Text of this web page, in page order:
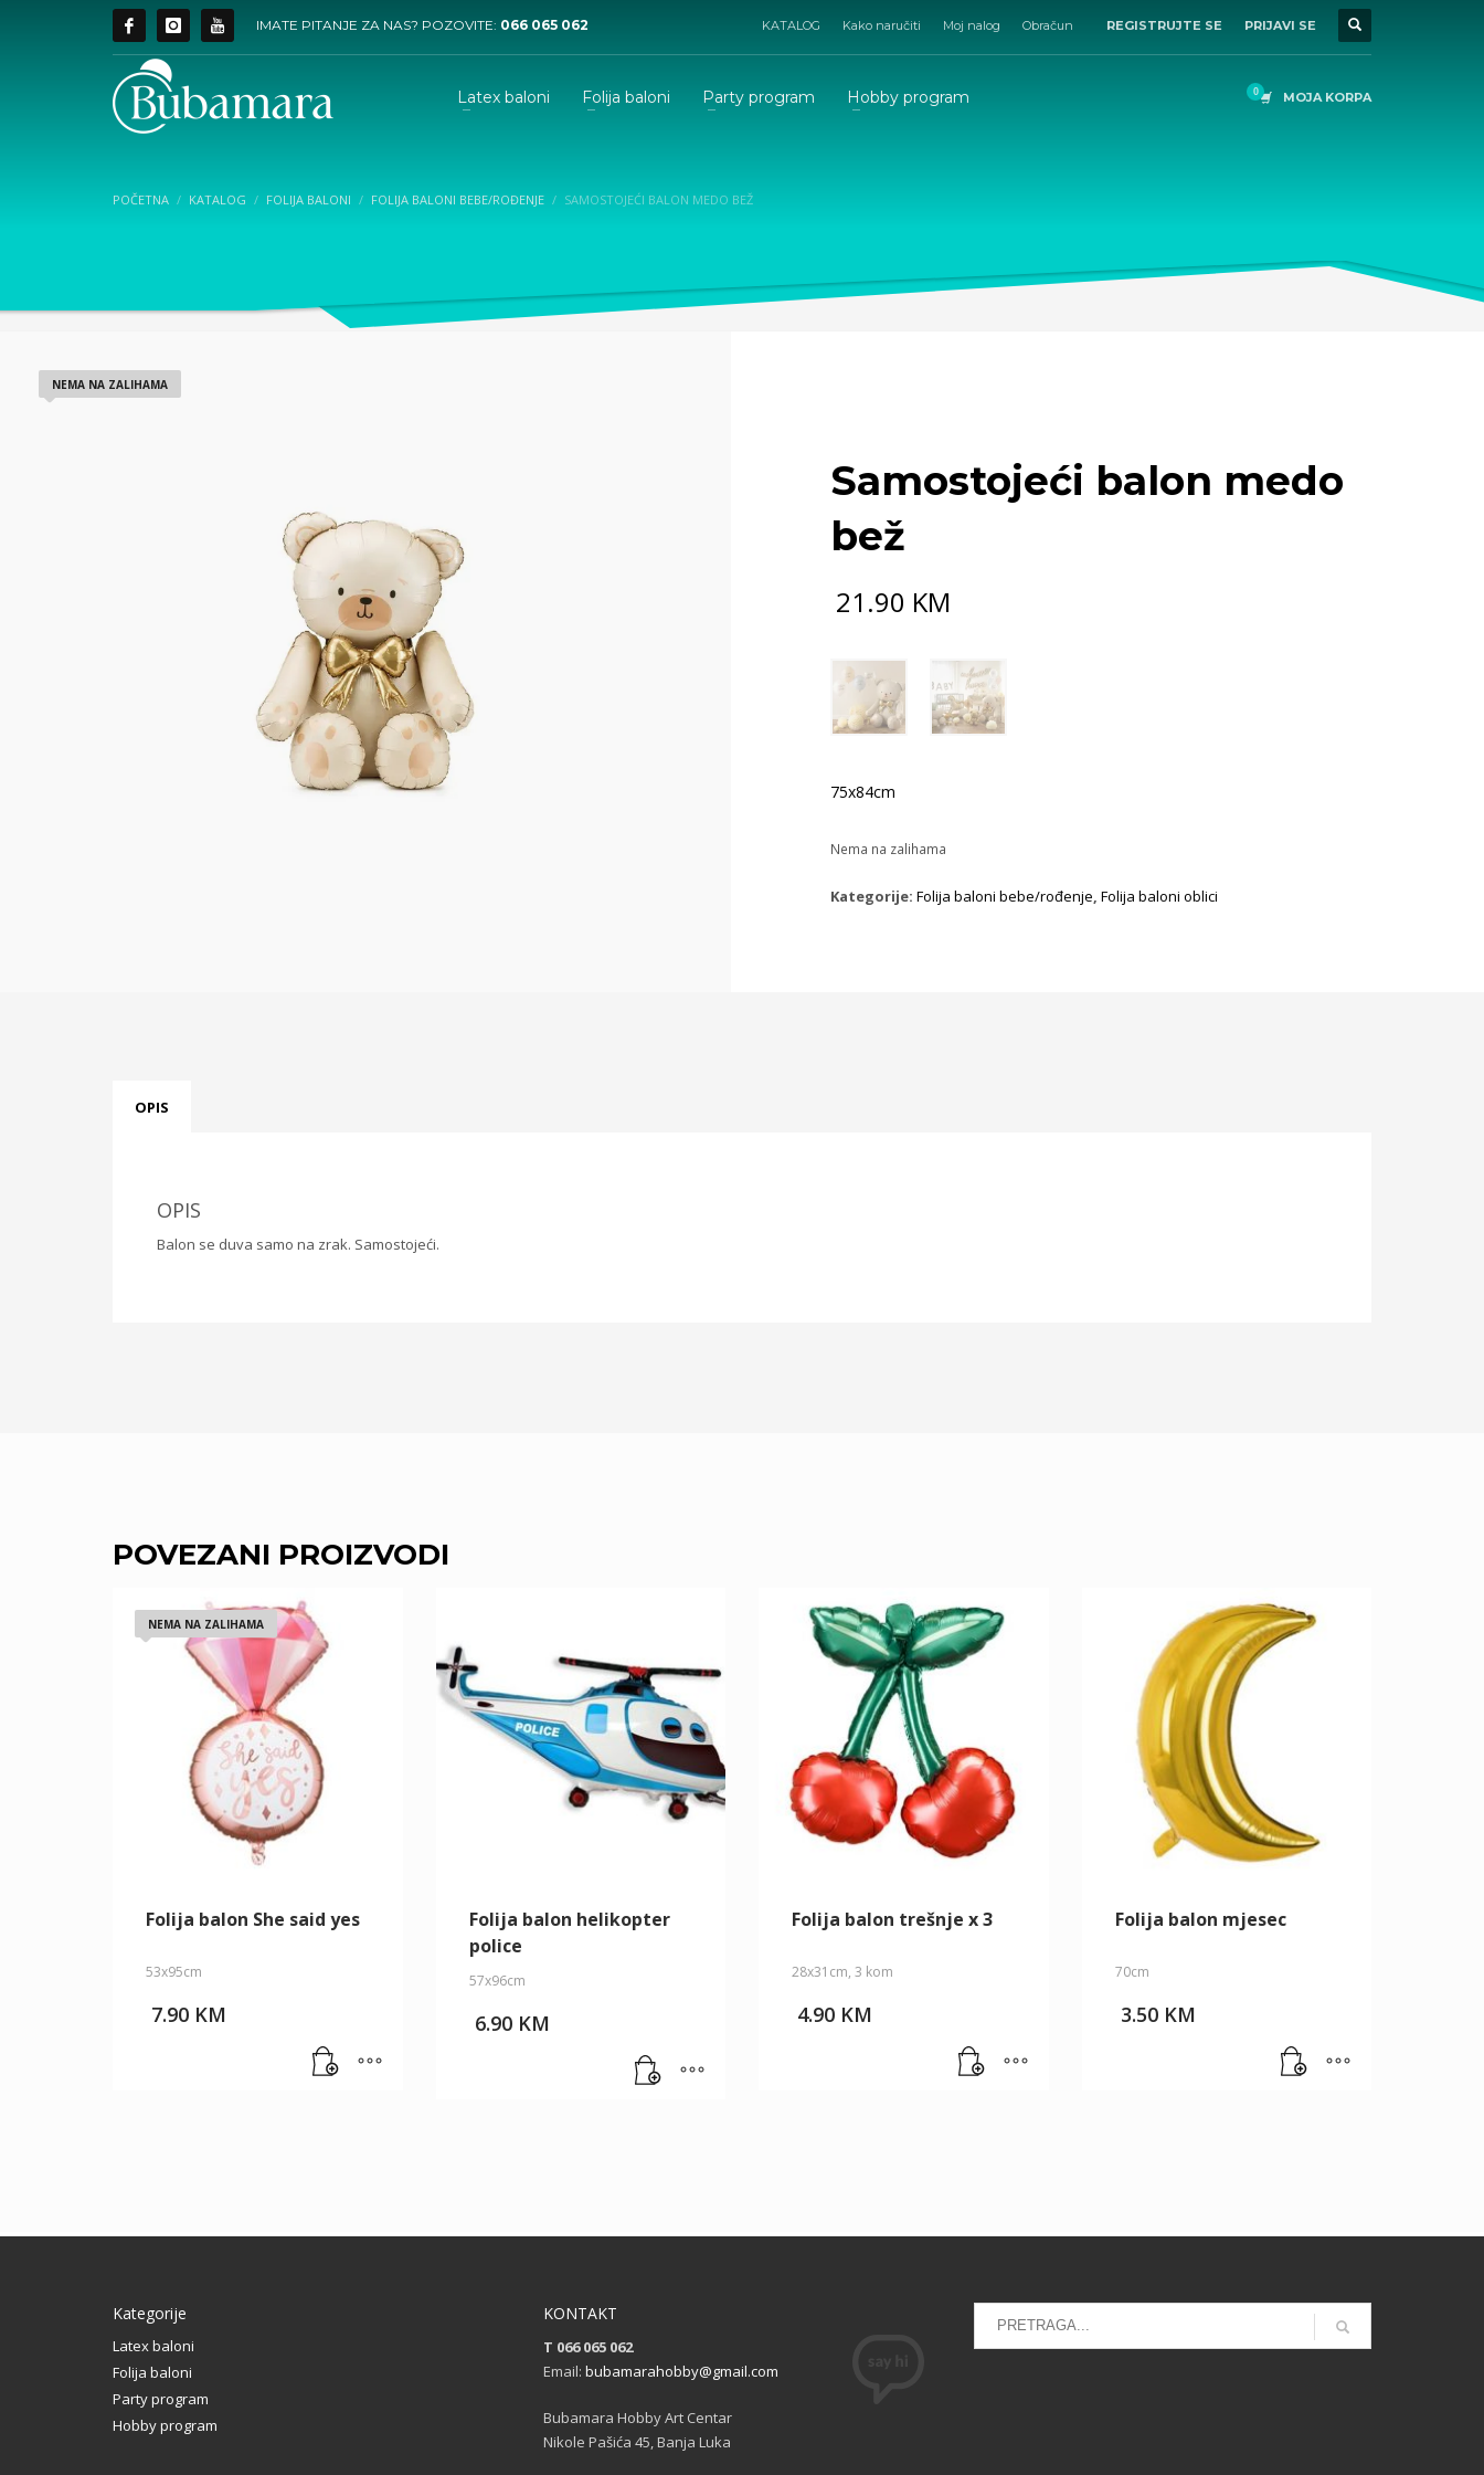
IMATE PITANJE ZA NAS? POZOVITE: 066 065 062 KATALOG Kako naručiti Moj nalog Obračun REGISTRUJTE SE PRIJAVI SE
Latex baloni Folija baloni Party program Hobby program MOJA KORPA
POČETNA KATALOG FOLIJA BALONI FOLIJA BALONI BEBE/ROĐENJE SAMOSTOJEĆI BALON MEDO BEŽ
NEMA NA ZALIHAMA
Samostojeći balon medo
bež
21.90 KM
75x84cm
Nema na zalihama
Kategorije: Folija baloni bebe/rođenje, Folija baloni oblici
OPIS
OPIS
Balon se duva samo na zrak. Samostojeći.
POVEZANI PROIZVODI
NEMA NA ZALIHAMA
Folija balon She said yes
53x95cm
7.90 KM
Folija balon helikopter
police
57x96cm
6.90 KM
Folija balon trešnje x 3
28x31cm, 3 kom
4.90 KM
Folija balon mjesec
70cm
3.50 KM
Kategorije
Latex baloni
Folija baloni
Party program
Hobby program
KONTAKT
T 066 065 062
Email: bubamarahobby@gmail.com
Bubamara Hobby Art Centar
Nikole Pašića 45, Banja Luka